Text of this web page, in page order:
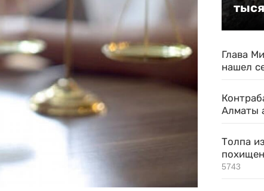
Глава
нашел
Алматы
Толпа
5743